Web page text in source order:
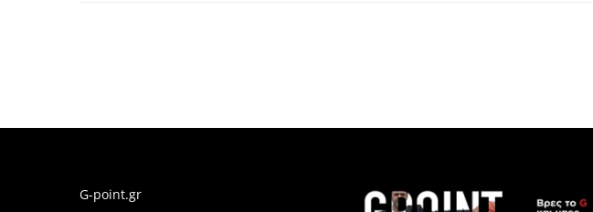
G-point.gr